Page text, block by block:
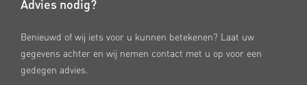
Advies nodig?
Benieuwd of wij iets voor u kunnen betekenen? Laat uw
gegevens achter en wij nemen contact met u op voor een
gedegen advies.